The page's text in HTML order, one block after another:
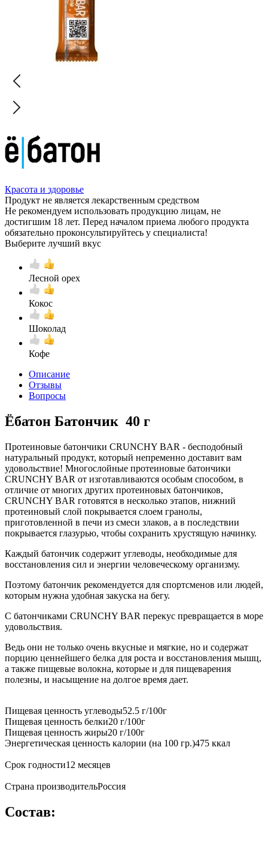
Красота и здоровье
Продукт не является лекарственным средством
Не рекомендуем использовать продукцию лицам, не
достигшим 18 лет. Перед началом приема любого продукта
обязательно проконсультируйтесь у специалиста!
Выберите лучший вкус
Лесной орех
Кокос
Шоколад
Кофе
Описание
Отзывы
Вопросы
Ёбатон Батончик 40 г
Протеиновые батончики CRUNCHY BAR - бесподобный
натуральный продукт, который непременно доставит вам
удовольствие! Многослойные протеиновые батончики
CRUNCHY BAR от изготавливаются особым способом, в
отличие от многих других протеиновых батончиков,
CRUNCHY BAR готовятся в несколько этапов, нижний
протеиновый слой покрывается слоем гранолы,
приготовленной в печи из смеси злаков, а в последствии
покрывается глазурью, чтобы сохранить хрустящую начинку.
Каждый батончик содержит углеводы, необходимые для
восстановления сил и энергии человеческому организму.
Поэтому батончик рекомендуется для спортсменов или людей,
которым нужна удобная закуска на бегу.
С батончиками CRUNCHY BAR перекус превращается в море
удовольствия.
Ведь они не только очень вкусные и мягкие, но и содержат
порцию ценнейшего белка для роста и восстановления мышц,
а также пищевые волокна, которые и для пищеварения
полезны, и насыщение на долгое время дает.
Пищевая ценность углеводы52.5 г/100г
Пищевая ценность белки20 г/100г
Пищевая ценность жиры20 г/100г
Энергетическая ценность калории (на 100 гр.)475 ккал
Срок годности12 месяцев
Страна производительРоссия
Состав: